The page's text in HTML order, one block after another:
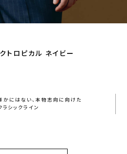
トロピカル ネイビー
かにはない、本物志向に向けた
ラシックライン